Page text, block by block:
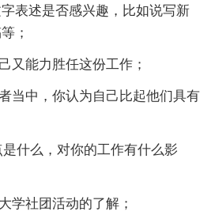
表述是否感兴趣，比如说写新
；
能力胜任这份工作；
中，你认为自己比起他们具有
什么，对你的工作有什么影
社团活动的了解；